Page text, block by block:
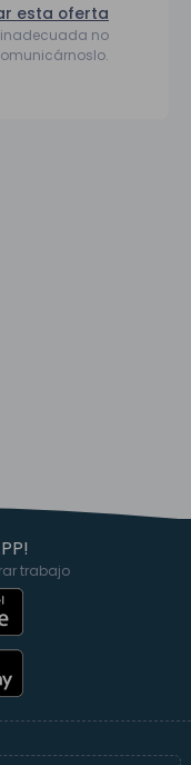
esta oferta
inadecuada no
trabajo